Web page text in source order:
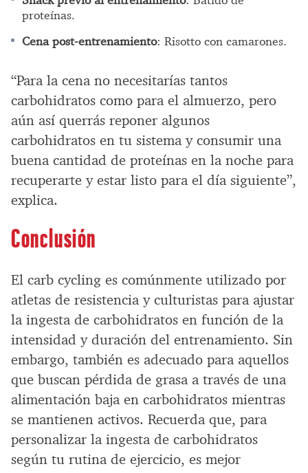
proteínas.
Cena post-entrenamiento: Risotto con camarones.
“Para la cena no necesitarías tantos
carbohidratos como para el almuerzo, pero
aún así querrás reponer algunos
carbohidratos en tu sistema y consumir una
buena cantidad de proteínas en la noche para
recuperarte y estar listo para el día siguiente”,
explica.
Conclusión
El carb cycling es comúnmente utilizado por
atletas de resistencia y culturistas para ajustar
la ingesta de carbohidratos en función de la
intensidad y duración del entrenamiento. Sin
embargo, también es adecuado para aquellos
que buscan pérdida de grasa a través de una
alimentación baja en carbohidratos mientras
se mantienen activos. Recuerda que, para
personalizar la ingesta de carbohidratos
según tu rutina de ejercicio, es mejor